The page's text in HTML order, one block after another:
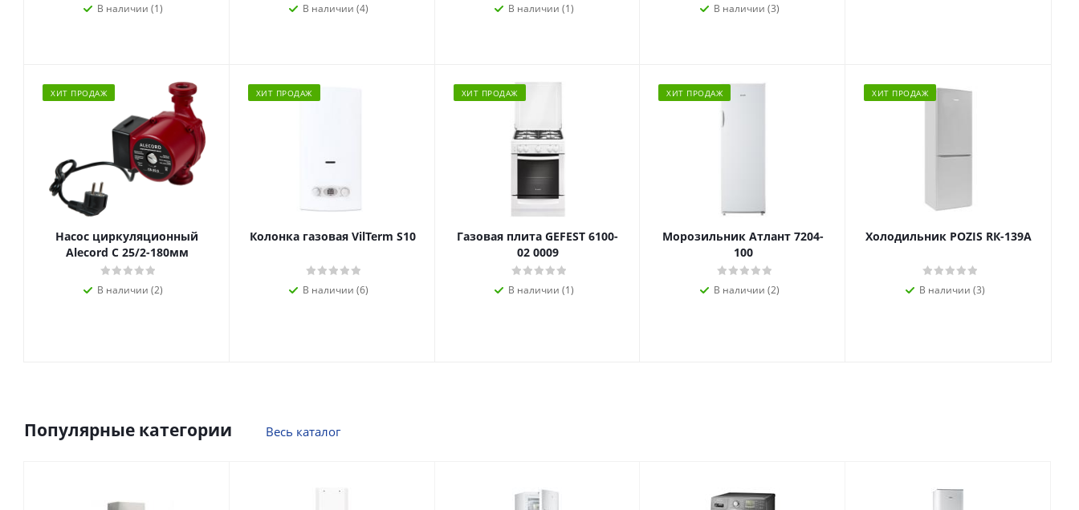
В наличии (1) В наличии (4) В наличии (1) В наличии (3)
ХИТ ПРОДАЖ
Насос циркуляционный
Alecord C 25/2-180мм
В наличии (2)
ХИТ ПРОДАЖ
Колонка газовая VilTerm S10
В наличии (6)
ХИТ ПРОДАЖ
Газовая плита GEFEST 6100-
02 0009
В наличии (1)
ХИТ ПРОДАЖ
Морозильник Атлант 7204-
100
В наличии (2)
ХИТ ПРОДАЖ
Холодильник POZIS RК-139А
В наличии (3)
Популярные категории Весь каталог